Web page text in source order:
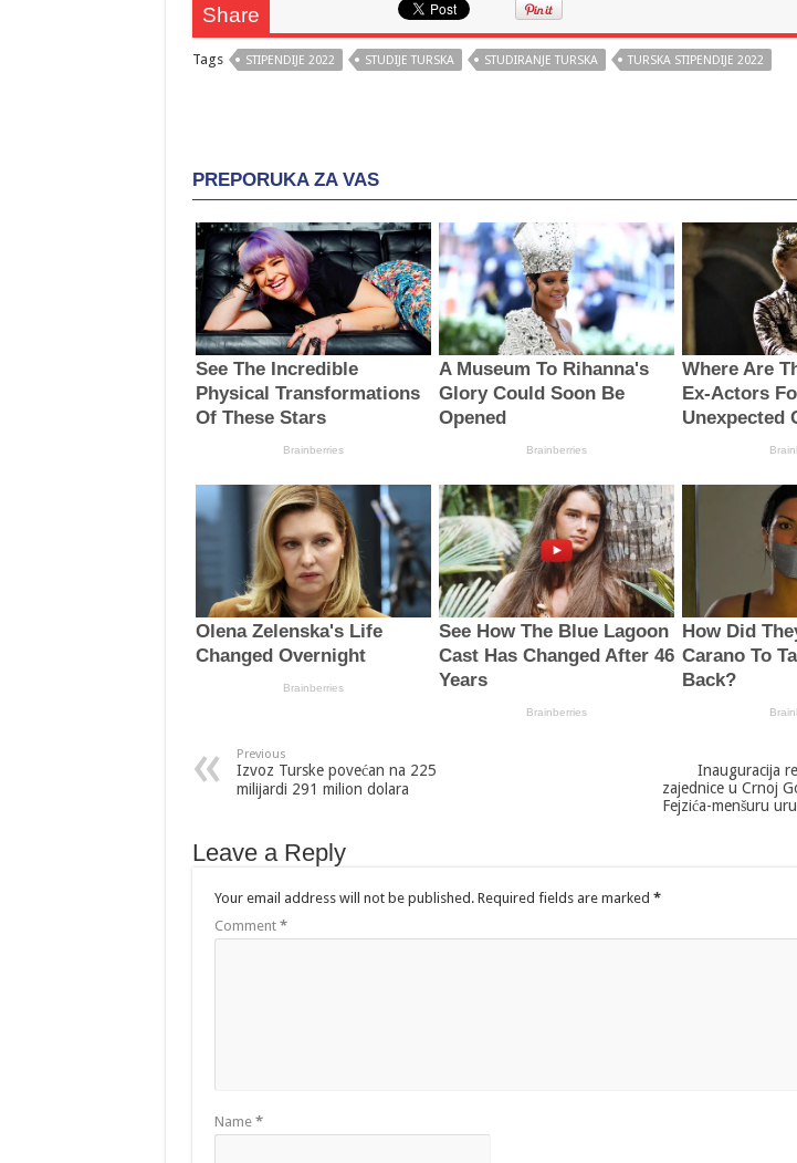
Share
Tags STIPENDIJE 2022 STUDIJE TURSKA STUDIRANJE TURSKA TURSKA STIPENDIJE 2022
Previous
Izvoz Turske povećan na 225
milijardi 291 milion dolara
Inauguracija
zajednice u Crnoj
Fejzića-menšuru
Leave a Reply
Your email address will not be published. Required fields are marked *
Comment *
Name *